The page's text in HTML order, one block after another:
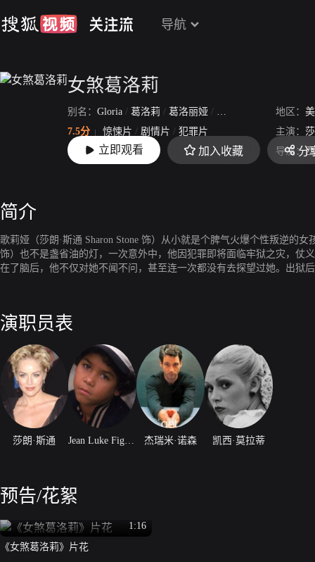
导航
女煞葛洛莉
别名： Gloria / 葛洛莉 / 葛洛丽娅 / 铁血娘子歌莉亚/ 夺
地区：
7.5分
惊悚片 / 剧情片 / 犯罪片 主演：
上映： 1999-01-22 导演：
立即观看 加入收藏 分
简介
歌莉娅（莎朗·斯通 Sharon Stone 饰）从小就是个脾气火爆个性叛逆的
饰）也不是盏省油的灯，一次意外中，他因犯罪即将面临牢狱之灾，
在了脑后，他不仅对她不闻不问，甚至连一次都没有去探望过她。出狱
演职员表
莎朗·斯通 杰瑞米·诺森 凯西·莫拉蒂
预告/花絮
1:16
《女煞葛洛莉》片花